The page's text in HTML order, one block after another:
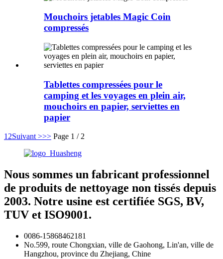
Mouchoirs jetables Magic Coin
compressés
Tablettes compressées pour le
camping et les voyages en plein air,
mouchoirs en papier, serviettes en
papier
1 2Suivant >>> Page 1 / 2
Nous sommes un fabricant professionnel
de produits de nettoyage non tissés depuis
2003. Notre usine est certifiée SGS, BV,
TUV et ISO9001.
0086-15868462181
No.599, route Chongxian, ville de Gaohong, Lin'an, ville de
Hangzhou, province du Zhejiang, Chine